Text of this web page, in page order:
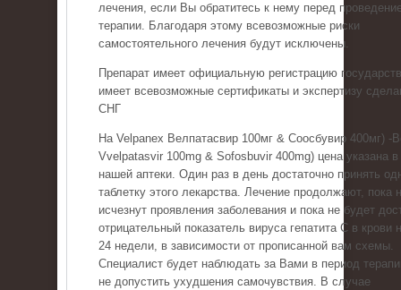
лечения, если Вы обратитесь к нему перед
терапии. Благодаря этому всевозможные риски
самостоятельного лечения будут исключены.
Препарат имеет официальную регистрацию
имеет всевозможные сертификаты и экспертизу
СНГ
На Velpanex Велпатасвир 100мг & Соосбувир 400мг) -
Vvelpatasvir 100mg & Sofosbuvir 400mg) цена указана в
нашей аптеки. Один раз в день достаточно принять
таблетку этого лекарства. Лечение продолжают, пока
исчезнут проявления заболевания и пока не будет
отрицательный показатель вируса гепатита С в крови
24 недели, в зависимости от прописанной вам схемы.
Специалист будет наблюдать за Вами в период
не допустить ухудшения самочувствия. В случае